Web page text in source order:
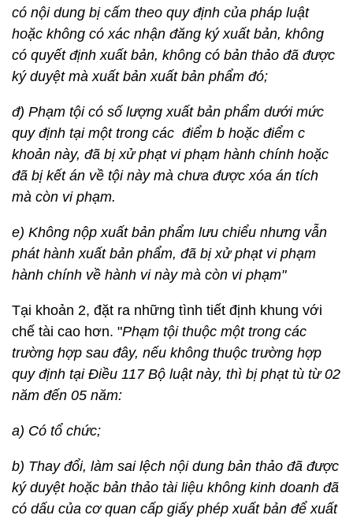
có nội dung bị cấm theo quy định của pháp luật
hoặc không có xác nhận đăng ký xuất bản, không
có quyết định xuất bản, không có bản thảo đã được
ký duyệt mà xuất bản xuất bản phẩm đó;
đ) Phạm tội có số lượng xuất bản phẩm dưới mức
quy định tại một trong các điểm b hoặc điểm c
khoản này, đã bị xử phạt vi phạm hành chính hoặc
đã bị kết án về tội này mà chưa được xóa án tích
mà còn vi phạm.
e) Không nộp xuất bản phẩm lưu chiểu nhưng vẫn
phát hành xuất bản phẩm, đã bị xử phạt vi phạm
hành chính về hành vi này mà còn vi phạm"
Tại khoản 2, đặt ra những tình tiết định khung với
chế tài cao hơn. "Phạm tội thuộc một trong các
trường hợp sau đây, nếu không thuộc trường hợp
quy định tại Điều 117 Bộ luật này, thì bị phạt tù từ 02
năm đến 05 năm:
a) Có tổ chức;
b) Thay đổi, làm sai lệch nội dung bản thảo đã được
ký duyệt hoặc bản thảo tài liệu không kinh doanh đã
có dấu của cơ quan cấp giấy phép xuất bản để xuất